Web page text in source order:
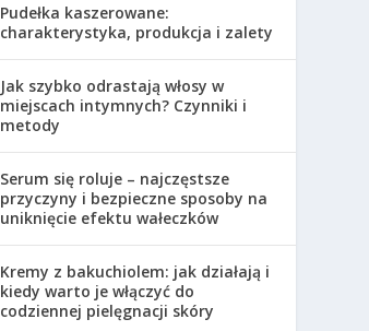
Pudełka kaszerowane:
charakterystyka, produkcja i zalety
Jak szybko odrastają włosy w
miejscach intymnych? Czynniki i
metody
Serum się roluje – najczęstsze
przyczyny i bezpieczne sposoby na
uniknięcie efektu wałeczków
Kremy z bakuchiolem: jak działają i
kiedy warto je włączyć do
codziennej pielęgnacji skóry